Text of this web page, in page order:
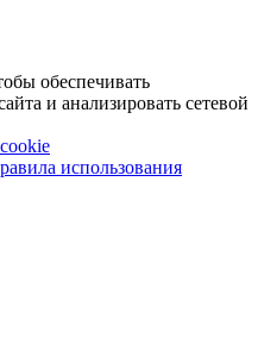
обеспечивать
и анализировать сетевой
использования